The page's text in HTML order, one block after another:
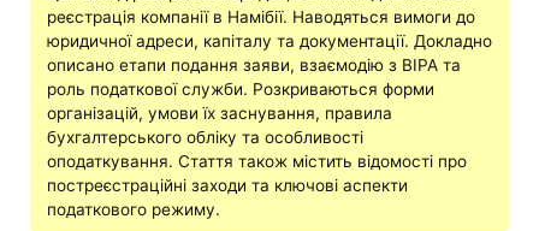
реєстрація компанії в Намібії. Наводяться вимоги до
юридичної адреси, капіталу та документації. Докладно
описано етапи подання заяви, взаємодію з BIPA та
роль податкової служби. Розкриваються форми
організацій, умови їх заснування, правила
бухгалтерського обліку та особливості
оподаткування. Стаття також містить відомості про
постреєстраційні заходи та ключові аспекти
податкового режиму.